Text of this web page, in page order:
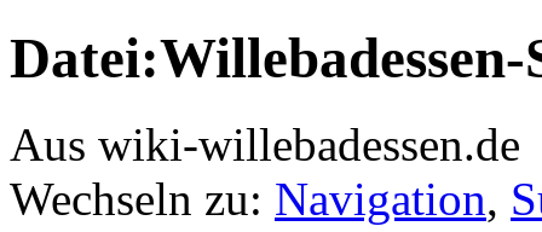
Datei:Willebadessen-
Aus wiki-willebadessen.de
Wechseln zu: Navigation,